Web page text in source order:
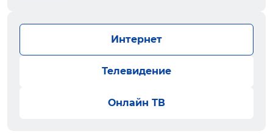
Интернет
Телевидение
Онлайн ТВ